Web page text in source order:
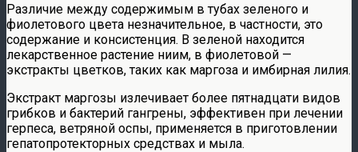
Различие между содержимым в тубах зеленого и
фиолетового цвета незначительное, в частности, это
содержание и консистенция. В зеленой находится
лекарственное растение ниим, в фиолетовой —
экстракты цветков, таких как маргоза и имбирная лилия.
Экстракт маргозы излечивает более пятнадцати видов
грибков и бактерий гангрены, эффективен при лечении
герпеса, ветряной оспы, применяется в приготовлении
гепатопротекторных средствах и мыла.